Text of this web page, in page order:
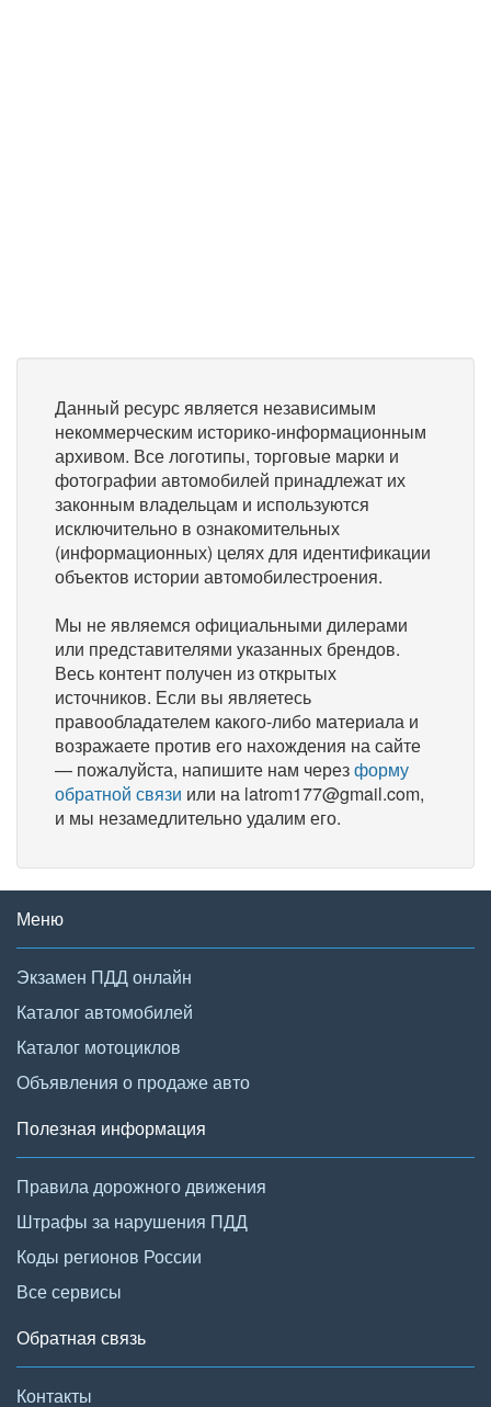
Данный ресурс является независимым
некоммерческим историко-информационным
архивом. Все логотипы, торговые марки и
фотографии автомобилей принадлежат их
законным владельцам и используются
исключительно в ознакомительных
(информационных) целях для идентификации
объектов истории автомобилестроения.
Мы не являемся официальными дилерами
или представителями указанных брендов.
Весь контент получен из открытых
источников. Если вы являетесь
правообладателем какого-либо материала и
возражаете против его нахождения на сайте
— пожалуйста, напишите нам черезформу
обратной связи или на latrom177@gmail.com,
и мы незамедлительно удалим его.
Меню
Экзамен ПДД онлайн
Каталог автомобилей
Каталог мотоциклов
Объявления о продаже авто
Полезная информация
Правила дорожного движения
Штрафы за нарушения ПДД
Коды регионов России
Все сервисы
Обратная связь
Контакты